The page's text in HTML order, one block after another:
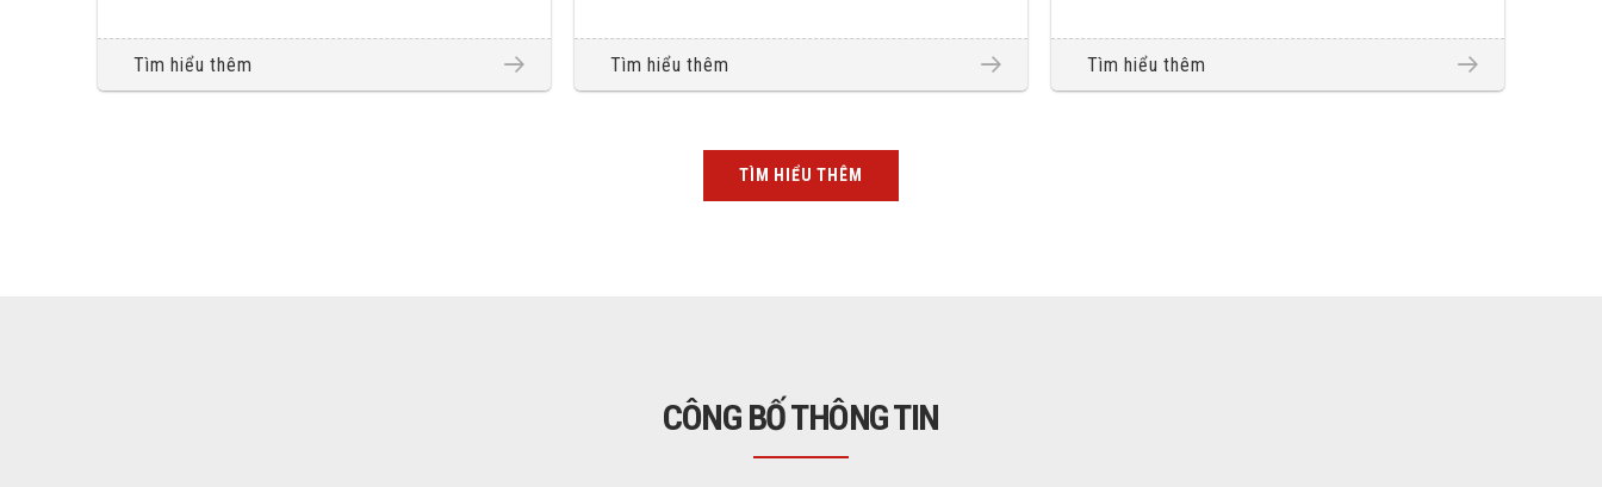
Tìm hiểu thêm Tìm hiểu thêm Tìm hiểu thêm
TÌM HIỂU THÊM
CÔNG BỐ THÔNG TIN